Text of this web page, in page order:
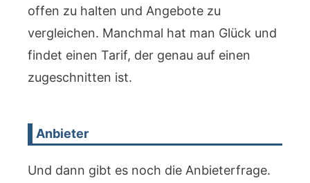
offen zu halten und Angebote zu
vergleichen. Manchmal hat man Glück und
findet einen Tarif, der genau auf einen
zugeschnitten ist.
Anbieter
Und dann gibt es noch die Anbieterfrage.